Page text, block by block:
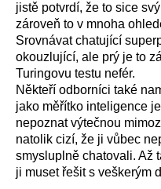
jistě potvrdí, že to sice
zároveň to v mnoha
Srovnávat chatující
okouzlující, ale prý je to
Turingovu testu nefér.
Někteří odborníci také
jako měřítko inteligence
nepoznat výtečnou
natolik cizí, že ji vůbec
smysluplně chatovali. Až
ji muset řešit s veškerým